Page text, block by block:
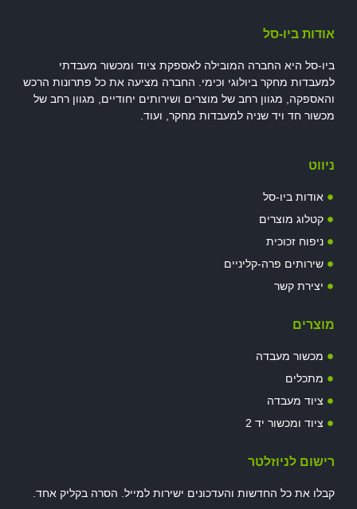
אודות ביו-סל
ביו-סל היא החברה המובילה לאספקת ציוד ומכשור מעבדתי
למעבדות מחקר ביולוגי וכימי. החברה מציעה את כל פתרונות הרכש
והאספקה, מגוון רחב של מוצרים ושירותים יחודיים, מגוון רחב של
מכשור חד ויד שניה למעבדות מחקר, ועוד.
ניווט
אודות ביו-סל
קטלוג מוצרים
ניפוח זכוכית
שירותים פרה-קליניים
יצירת קשר
מוצרים
מכשור מעבדה
מתכלים
ציוד מעבדה
ציוד ומכשור יד 2
רישום לניוזלטר
קבלו את כל החדשות והעדכונים ישירות למייל. הסרה בקליק אחד.